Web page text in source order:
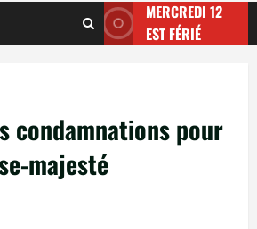
MERCREDI 12
EST FÉRIÉ
condamnations pour
majesté